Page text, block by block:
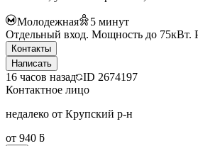
Молодежная 5 минут
Отдельный вход. Мощность до 75кВт.
Контакты
Написать
16 часов назад ID 2674197
Контактное лицо
недалеко от Крупский р-н
от 940 ƃ